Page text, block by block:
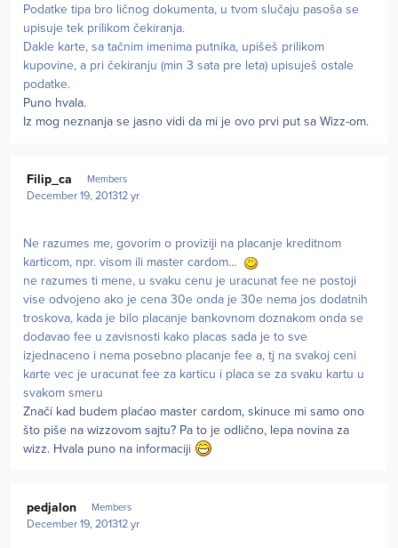
Podatke tipa bro ličnog dokumenta, u tvom slučaju pasoša se
upisuje tek prilikom čekiranja.
Dakle karte, sa tačnim imenima putnika, upišeš prilikom
kupovine, a pri čekiranju (min 3 sata pre leta) upisuješ ostale
podatke.
Puno hvala.
Iz mog neznanja se jasno vidi da mi je ovo prvi put sa Wizz-om.
Filip_ca Members
December 19, 201312 yr
Ne razumes me, govorim o proviziji na placanje kreditnom
karticom, npr. visom ili master cardom...
ne razumes ti mene, u svaku cenu je uracunat fee ne postoji
vise odvojeno ako je cena 30e onda je 30e nema jos dodatnih
troskova, kada je bilo placanje bankovnom doznakom onda se
dodavao fee u zavisnosti kako placas sada je to sve
izjednaceno i nema posebno placanje fee a, tj na svakoj ceni
karte vec je uracunat fee za karticu i placa se za svaku kartu u
svakom smeru
Znači kad budem plaćao master cardom, skinuce mi samo ono
što piše na wizzovom sajtu? Pa to je odlično, lepa novina za
wizz. Hvala puno na informaciji
pedjalon Members
December 19, 201312 yr